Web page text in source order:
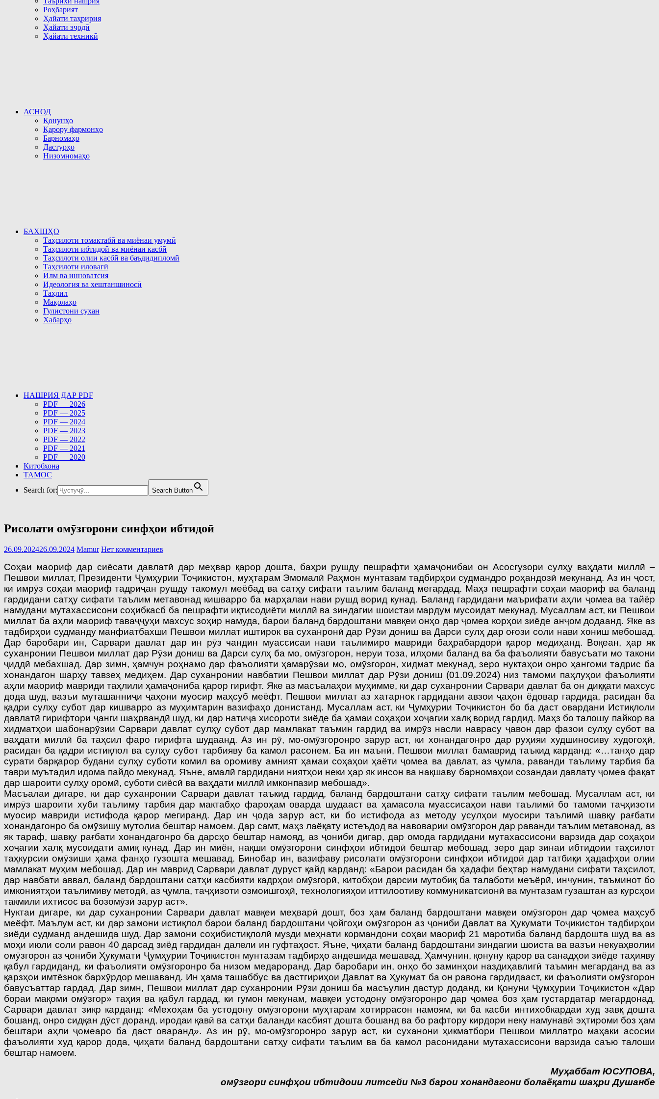
Роҳбарият
Ҳайати таҳририя
Ҳайати эҷодӣ
Ҳайати техникӣ
АСНОД
Қонунҳо
Қарору фармонҳо
Барномаҳо
Дастурҳо
Низомномаҳо
БАХШҲО
Таҳсилоти томактабӣ ва миёнаи умумӣ
Таҳсилоти ибтидоӣ ва миёнаи касбӣ
Таҳсилоти олии касбӣ ва баъдидипломӣ
Таҳсилоти иловагӣ
Илм ва инноватсия
Идеология ва хештаншиносӣ
Таҳлил
Мақолаҳо
Гулистони сухан
Хабарҳо
НАШРИЯ ДАР PDF
PDF — 2026
PDF — 2025
PDF — 2024
PDF — 2023
PDF — 2022
PDF — 2021
PDF — 2020
Китобхона
ТАМОС
Search for:
Search Button
Рисолати омӯзгорони синфҳои ибтидоӣ
26.09.202426.09.2024 Mamur Нет комментариев
Соҳаи маориф дар сиёсати давлатӣ дар меҳвар қарор дошта, баҳри рушду пешрафти ҳамаҷонибаи он Асосгузори сулҳу ваҳдати миллӣ –
Пешвои миллат, Президенти Ҷум­ҳурии Тоҷикистон, муҳтарам Эмомалӣ Раҳмон мунтазам тадбирҳои судмандро роҳандозӣ мекунанд. Аз ин ҷост,
ки имрӯз соҳаи маориф тадриҷан рушду такомул меёбад ва сатҳу сифати таълим баланд мегардад. Маҳз пешрафти соҳаи маориф ва баланд
гардидани сатҳу сифати таълим метавонад кишварро ба марҳалаи нави рушд ворид кунад. Баланд гардидани маърифати аҳли ҷомеа ва тайёр
намудани мутахассисони соҳибкасб ба пешрафти иқтисодиёти миллӣ ва зиндагии шоистаи мардум мусоидат мекунад. Мусаллам аст, ки Пешвои
миллат ба аҳли маориф таваҷҷуҳи махсус зоҳир намуда, барои баланд бардоштани мавқеи онҳо дар ҷомеа корҳои зиёде анҷом додаанд. Яке аз
тадбирҳои судманду манфиатбахши Пешвои миллат иштирок ва суханронӣ дар Рӯзи дониш ва Дарси сулҳ дар оғози соли нави хониш мебошад.
Дар баробари ин, Сарвари давлат дар ин рӯз чандин муассисаи нави таълимиро мавриди баҳрабардорӣ қарор медиҳанд. Воқеан, ҳар як
суханронии Пешвои миллат дар Рӯзи дониш ва Дарси сулҳ ба мо, омӯзгорон, неруи тоза, илҳоми баланд ва ба фаъолияти бавусъати мо такони
ҷиддӣ мебахшад. Дар зимн, ҳамчун роҳнамо дар фаъолияти ҳамарӯзаи мо, омӯзго­рон, хидмат мекунад, зеро нуктаҳои онро ҳангоми тадрис ба
хонандагон шарҳу тавзеҳ медиҳем. Дар суханронии навбатии Пешвои миллат дар Рӯзи дониш (01.09.2024) низ тамоми паҳлуҳои фаъолияти
аҳли маориф мавриди таҳлили ҳамаҷониба қарор гирифт. Яке аз масъалаҳои муҳимме, ки дар суханронии Сарвари давлат ба он диққати махсус
дода шуд, вазъи муташанниҷи ҷаҳони муосир маҳсуб меёфт. Пешвои миллат аз хатарнок гардидани авзои ҷаҳон ёдовар гардида, расидан ба
қадри сулҳу субот дар кишварро аз муҳимтарин вазифаҳо донистанд. Мусаллам аст, ки Ҷумҳурии Тоҷикистон бо ба даст овардани Истиқлоли
давлатӣ гирифтори ҷанги шаҳрвандӣ шуд, ки дар натиҷа хисороти зиёде ба ҳамаи соҳаҳои хоҷагии халқ ворид гардид. Маҳз бо талошу пайкор ва
хидматҳои шабонарӯзии Сарвари давлат сулҳу субот дар мамлакат таъмин гардид ва имрӯз насли наврасу ҷавон дар фазои сулҳу субот ва
ваҳдати миллӣ ба таҳсил фаро гирифта шудаанд. Аз ин рӯ, мо-омӯзгоронро зарур аст, ки хонандагонро дар руҳияи худшиносиву худогоҳӣ,
расидан ба қадри истиқлол ва сулҳу субот тарбияву ба камол расонем. Ба ин маънӣ, Пешвои миллат бамаврид таъкид карданд: «…танҳо дар
сурати барқарор будани сулҳу суботи комил ва оромиву амният ҳамаи соҳаҳои ҳаёти ҷомеа ва давлат, аз ҷумла, раванди таълиму тарбия ба
таври муътадил идома пайдо мекунад. Яъне, амалӣ гардидани ниятҳои неки ҳар як инсон ва нақшаву барномаҳои созандаи давлату ҷомеа фақат
дар шароити сулҳу оромӣ, суботи сиёсӣ ва ваҳдати миллӣ имконпазир мебошад».
Масъалаи дигаре, ки дар суханронии Сарвари давлат таъкид гардид, баланд бардоштани сатҳу сифати таълим мебошад. Мусаллам аст, ки
имрӯз шароити хуби таълиму тарбия дар мактабҳо фароҳам оварда шудааст ва ҳамасола муассисаҳои нави таълимӣ бо тамоми таҷҳизоти
муосир мавриди истифода қарор мегиранд. Дар ин ҷода зарур аст, ки бо истифода аз методу усулҳои муосири таълимӣ шавқу рағбати
хонандагонро ба омӯзишу мутолиа бештар намоем. Дар самт, маҳз лаёқату истеъдод ва навоварии омӯзгорон дар раванди таълим метавонад, аз
як тараф, шавқу рағбати хонандагонро ба дарсҳо бештар намояд, аз ҷониби дигар, дар омода гардидани мутахассисони варзида дар соҳаҳои
хоҷагии халқ мусоидати амиқ кунад. Дар ин миён, нақши омӯзгорони синфҳои ибтидоӣ бештар мебошад, зеро дар зинаи ибтидоии таҳсилот
таҳкурсии омӯзиши ҳама фанҳо гузошта мешавад. Бинобар ин, вазифаву рисолати омӯзгорони синфҳои ибтидоӣ дар татбиқи ҳадафҳои олии
мамлакат муҳим мебошад. Дар ин маврид Сарвари давлат дуруст қайд карданд: «Барои расидан ба ҳадафи беҳтар намудани сифати таҳсилот,
дар навбати аввал, баланд бардоштани сатҳи касбияти кадрҳои омӯзгорӣ, китобҳои дарсии мутобиқ ба талаботи меъёрӣ, инчунин, таъминот бо
имкониятҳои таълимиву методӣ, аз ҷумла, таҷҳизоти озмоишгоҳӣ, технологияҳои иттилоотиву коммуникатсионӣ ва мунтазам гузаштан аз курсҳои
такмили ихтисос ва бозомӯзӣ зарур аст».
Нуктаи дигаре, ки дар суханронии Сарвари давлат мавқеи меҳварӣ дошт, боз ҳам баланд бардоштани мавқеи омӯзгорон дар ҷомеа маҳсуб
меёфт. Маълум аст, ки дар замони истиқлол барои баланд бардоштани ҷойгоҳи омӯзгорон аз ҷониби Давлат ва Ҳукумати Тоҷикистон тадбирҳои
зиёди судманд андешида шуд. Дар замони соҳибистиқлолӣ музди меҳнати кормандони соҳаи маориф 21 маротиба баланд бардошта шуд ва аз
моҳи июли соли равон 40 дарсад зиёд гардидан далели ин гуфтаҳост. Яъне, ҷиҳати баланд бардоштани зиндагии шоиста ва вазъи некуаҳволии
омӯзгорон аз ҷониби Ҳукумати Ҷумҳурии Тоҷикистон мунтазам тадбирҳо андешида мешавад. Ҳамчунин, қонуну қарор ва санадҳои зиёде таҳияву
қабул гардиданд, ки фаъолияти омӯзгоронро ба низом медароранд. Дар баробари ин, онҳо бо заминҳои наздиҳавлигӣ таъмин мегарданд ва аз
қарзҳои имтёзнок бархӯрдор мешаванд. Ин ҳама ташаббус ва дастгириҳои Давлат ва Ҳукумат ба он равона гардидааст, ки фаъолияти омӯзгорон
бавусъаттар гардад. Дар зимн, Пешвои миллат дар суханронии Рӯзи дониш ба масъулин дастур доданд, ки Қонуни Ҷумҳурии Тоҷикистон «Дар
бораи мақоми омӯзгор» таҳия ва қабул гардад, ки гумон мекунам, мавқеи устодону омӯзгоронро дар ҷомеа боз ҳам густардатар мегардонад.
Сарвари давлат зикр карданд: «Мехоҳам ба устодону омӯзгорони муҳтарам хотиррасон намоям, ки ба касби интихобкардаи худ завқ дошта
бошанд, онро сидқан дӯст доранд, иродаи қавӣ ва сатҳи баланди касбият дошта бошанд ва бо рафтору кирдори неку намунавӣ эҳтироми боз ҳам
бештари аҳли ҷомеаро ба даст оваранд». Аз ин рӯ, мо-омӯзгоронро зарур аст, ки суханони ҳикматбори Пешвои миллатро маҳаки асосии
фаъолияти худ қарор дода, ҷиҳати баланд бардоштани сатҳу сифати таълим ва ба камол расонидани мутахассисони варзида саъю талоши
бештар намоем.
Муҳаббат ЮСУПОВА,
омӯзгори синфҳои ибтидоии литсейи №3 барои хонандагони болаёқати шаҳри Душанбе